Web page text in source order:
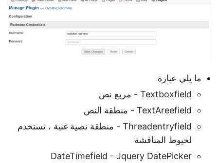
ما يلي عبارة
Textboxfield - مربع نص
TextAreefield - منطقة النص
Threadentryfield - منطقة نصية غنية ، تستخدم
لخيوط المناقشة
DateTimefield - Jquery DatePicker